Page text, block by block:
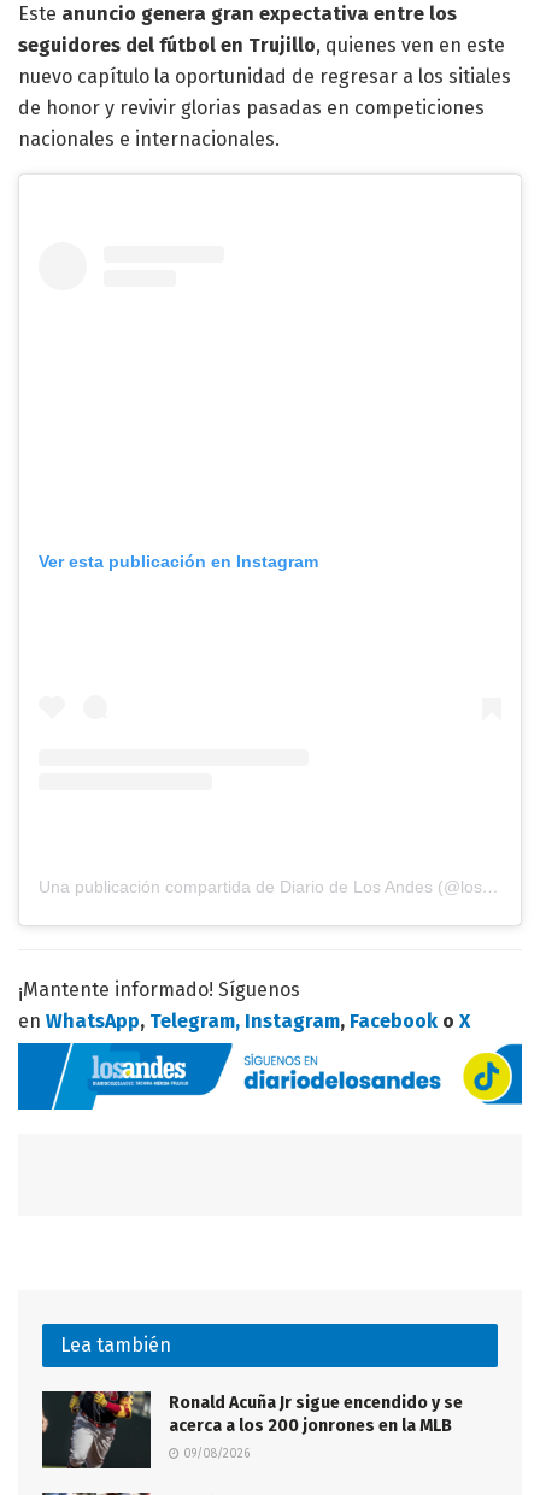
Este anuncio genera gran expectativa entre los
seguidores del fútbol en Trujillo, quienes ven en este
nuevo capítulo la oportunidad de regresar a los sitiales
de honor y revivir glorias pasadas en competiciones
nacionales e internacionales.
Ver esta publicación en Instagram
Una publicación compartida de Diario de Los Andes (@losandesdigital)
¡Mantente informado! Síguenos
en WhatsApp, Telegram, Instagram, Facebook o X
Lea también
Ronald Acuña Jr sigue encendido y se
acerca a los 200 jonrones en la MLB
09/08/2026